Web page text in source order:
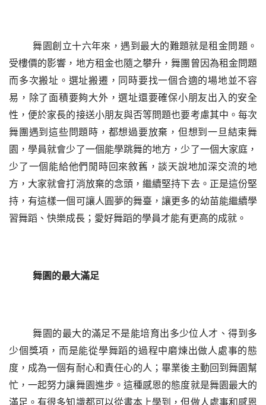
舞園創立十六年來，遇到最大的難題就是租金問題。
受樓價的影響，地方租金也隨之攀升，舞團曾因為租金問題
而多次搬址。選址搬遷，同時要找一個合適的場地並不容
易，除了面積要夠大外，選址還要確保小朋友出入的安全
性，便於家長的接送小朋友與否等問題也要考慮其中。每次
舞團遇到這些問題時，都想過要放棄，但想到一旦結束舞
園，學員就會少了一個能學跳舞的地方，少了一個大家庭，
少了一個能給他們閒時回來敘舊，談天說地加深交流的地
方，大家就會打消放棄的念頭，繼續堅持下去。正是這份堅
持，有這樣一個可讓人圓夢的舞臺，讓更多的幼苗能繼續學
習舞蹈、快樂成長；愛好舞蹈的學員才能有更高的成就。
舞園的最大滿足
舞園的最大的滿足不是能培育出多少位人才、得到多
少個獎項，而是能從學舞蹈的過程中磨煉出做人處事的態
度，成為一個有耐心和責任心的人；畢業後主動回到舞園幫
忙，一起努力讓舞園進步。這種感恩的態度就是舞園最大的
滿足。有很多知識都可以從書本上學到，但做人處事和感恩